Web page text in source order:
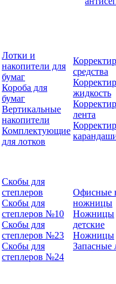
Лотки и
накопители для
бумаг
Короба для
бумаг
Вертикальные
накопители
Комплектующие
для лотков
средства
жидкость
лента
Скобы для
степлеров
Скобы для
степлеров №10
Скобы для
степлеров №23
Скобы для
степлеров №24
Офисные
ножницы
Ножницы
детские
Ножницы
Запасные